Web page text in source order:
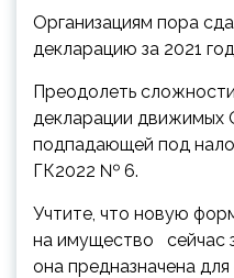
Организациям пора
декларацию за 2021
Преодолеть
декларации движимых
подпадающей под
ГК2022 № 6.
Учтите, что новую
на имущество сейчас
она предназначена для